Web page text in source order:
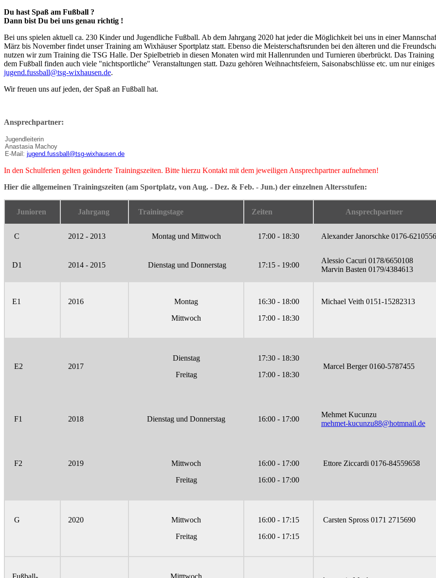
Du hast Spaß am Fußball ?
Dann bist Du bei uns genau richtig !
Bei uns spielen aktuell ca. 230 Kinder und Jugendliche Fußball. Ab dem Jahrgang 2020 hat jeder die Möglichkeit bei uns in einer
März bis November findet unser Training am Wixhäuser Sportplatz statt. Ebenso die Meisterschaftsrunden bei den älteren und die
nutzen wir zum Training die TSG Halle. Der Spielbetrieb in diesen Monaten wird mit Hallenrunden und Turnieren überbrückt. Das
dem Fußball finden auch viele "nichtsportliche" Veranstaltungen statt. Dazu gehören Weihnachtsfeiern, Saisonabschlüsse etc. um nur
jugend.fussball@tsg-wixhausen.de.
Wir freuen uns auf jeden, der Spaß an Fußball hat.
Ansprechpartner:
Jugendleiterin
Anastasia Machoy
E-Mail: jugend.fussball@tsg-wixhausen.de
In den Schulferien gelten geänderte Trainingszeiten. Bitte hierzu Kontakt mit dem jeweiligen Ansprechpartner aufnehmen!
Hier die allgemeinen Trainingszeiten (am Sportplatz, von Aug. - Dez. & Feb. - Jun.) der einzelnen Altersstufen:
Junioren Jahrgang Trainingstage Zeiten Ansprechpartner
C 2012 - 2013 Montag und Mittwoch 17:00 - 18:30 Alexander Janorschke 0176-
D1 2014 - 2015 Dienstag und Donnerstag 17:15 - 19:00
Alessio Cacuri 0178/6650108
Marvin Basten 0179/4384613
E1 2016
Montag
Mittwoch
16:30 - 18:00
17:00 - 18:30
Michael Veith 0151-15282313
E2 2017
Dienstag
Freitag
17:30 - 18:30
17:00 - 18:30
Marcel Berger 0160-5787455
F1 2018 Dienstag und Donnerstag 16:00 - 17:00
Mehmet Kucunzu
mehmet-kucunzu88@hotmnail.de
F2 2019
Mittwoch
Freitag
16:00 - 17:00
16:00 - 17:00
Ettore Ziccardi 0176-84559658
G 2020
Mittwoch
Freitag
16:00 - 17:15
16:00 - 17:15
Carsten Spross 0171 2715690
Fußball- Mitttwoch